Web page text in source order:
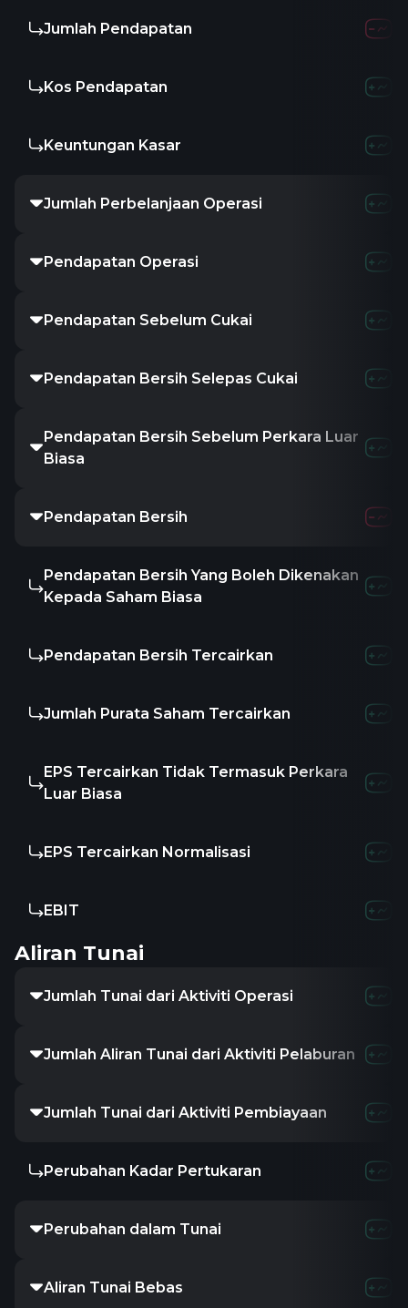
Jumlah Pendapatan
Kos Pendapatan
Keuntungan Kasar
Jumlah Perbelanjaan Operasi
Pendapatan Operasi
Pendapatan Sebelum Cukai
Pendapatan Bersih Selepas Cukai
Pendapatan Bersih Sebelum Perkara Luar
Biasa
Pendapatan Bersih
Pendapatan Bersih Yang Boleh Dikenakan
Kepada Saham Biasa
Pendapatan Bersih Tercairkan
Jumlah Purata Saham Tercairkan
EPS Tercairkan Tidak Termasuk Perkara
Luar Biasa
EPS Tercairkan Normalisasi
EBIT
Aliran Tunai
Jumlah Tunai dari Aktiviti Operasi
Jumlah Aliran Tunai dari Aktiviti Pelaburan
Jumlah Tunai dari Aktiviti Pembiayaan
Perubahan Kadar Pertukaran
Perubahan dalam Tunai
Aliran Tunai Bebas